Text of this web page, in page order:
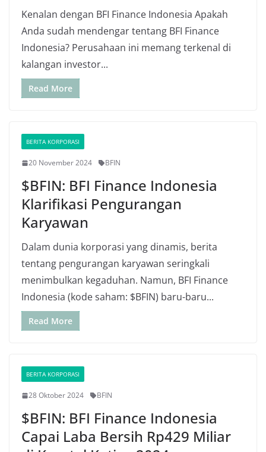
Kenalan dengan BFI Finance Indonesia Apakah
Anda sudah mendengar tentang BFI Finance
Indonesia? Perusahaan ini memang terkenal di
kalangan investor...
Read More
BERITA KORPORASI
20 November 2024 BFIN
$BFIN: BFI Finance Indonesia
Klarifikasi Pengurangan
Karyawan
Dalam dunia korporasi yang dinamis, berita
tentang pengurangan karyawan seringkali
menimbulkan kegaduhan. Namun, BFI Finance
Indonesia (kode saham: $BFIN) baru-baru...
Read More
BERITA KORPORASI
28 Oktober 2024 BFIN
$BFIN: BFI Finance Indonesia
Capai Laba Bersih Rp429 Miliar